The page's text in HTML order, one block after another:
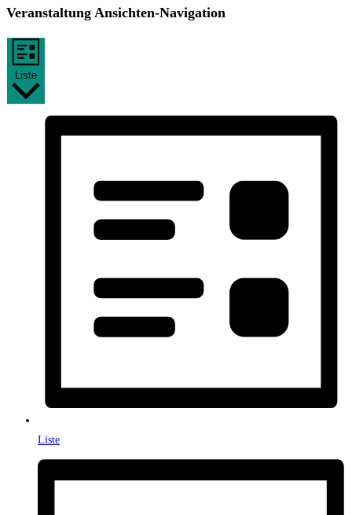
Veranstaltung Ansichten-Navigation
Liste
Liste